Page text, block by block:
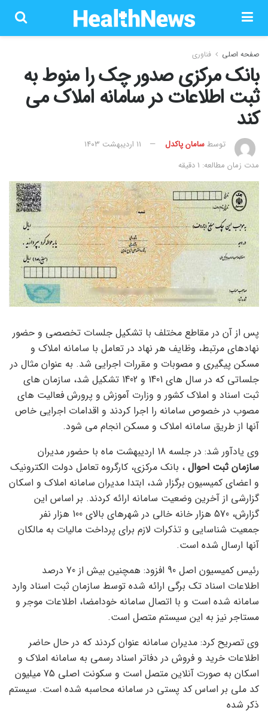
صفحه اصلی فناوری
بانک مرکزی صدور چک را منوط به
ثبت اطلاعات در سامانه املاک می
کند
توسطسامان پاکدل
۱۱ اردیبهشت ۱۴۰۳
مدت زمان مطالعه: 1 دقیقه
پس از آن در مقاطع مختلف با تشکیل جلسات تخصصی و حضور
نهادهای مرتبط، وظایف هر نهاد در تعامل با سامانه املاک و
مسکن پیگیری و مصوبات و مقررات اجرایی شد. به عنوان مثال در
جلساتی که در سال های 1401 و 1402 تشکیل شد، سازمان های
ثبت اسناد و املاک کشور و وزارت آموزش و پرورش فعالیت های
مصوب در خصوص سامانه را اجرا کردند و اقدامات اجرایی خاص
آنها از طریق سامانه املاک و مسکن انجام می شود.
وی یادآور شد: در جلسه 18 اردیبهشت ماه با حضور مدیران
سازمان ثبت احوال ، بانک مرکزی، کارگروه تعامل دولت الکترونیک
و اعضای کمیسیون برگزار شد، ابتدا مدیران سامانه املاک و اسکان
گزارشی از آخرین وضعیت سامانه ارائه کردند. بر اساس این
گزارش، 570 هزار خانه خالی در شهرهای بالای 100 هزار نفر
جمعیت شناسایی و تذکرات لازم برای پرداخت مالیات به مالکان
آنها ارسال شده است.
رئیس کمیسیون اصل 90 افزود: همچنین بیش از 70 درصد
اطلاعات اسناد تک برگی ارائه شده توسط سازمان ثبت اسناد وارد
سامانه شده است و با اتصال سامانه خودامضا، اطلاعات موجر و
مستاجر نیز به این سیستم متصل است.
وی تصریح کرد: مدیران سامانه عنوان کردند که در حال حاضر
اطلاعات خرید و فروش در دفاتر اسناد رسمی به سامانه املاک و
اسکان به صورت آنلاین متصل است و سکونت اصلی 75 میلیون
کد ملی بر اساس کد پستی در سامانه محاسبه شده است. سیستم
ذکر شده